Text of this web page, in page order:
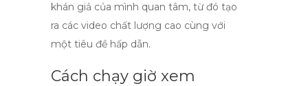
khán giả của mình quan tâm, từ đó tạo
ra các video chất lượng cao cùng với
một tiêu đề hấp dẫn.
Cách chạy giờ xem